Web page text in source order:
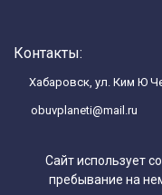
Сайт использует
пребывание на
Контакты:
Хабаровск, ул. Ким Ю
obuvplaneti@mail.ru